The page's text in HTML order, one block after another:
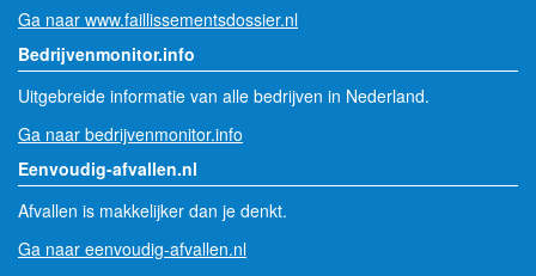
Ga naar www.faillissementsdossier.nl
Bedrijvenmonitor.info
Uitgebreide informatie van alle bedrijven in Nederland.
Ga naar bedrijvenmonitor.info
Eenvoudig-afvallen.nl
Afvallen is makkelijker dan je denkt.
Ga naar eenvoudig-afvallen.nl